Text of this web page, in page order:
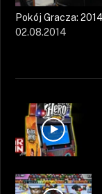
Pokój Gracza:
02.08.2014